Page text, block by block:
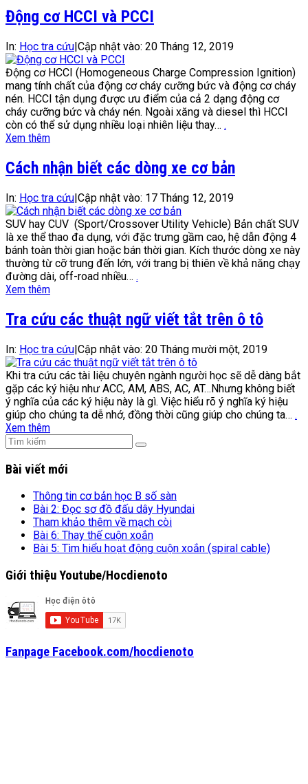
Động cơ HCCI và PCCI
In: Học tra cứu Cập nhật vào: 20 Tháng 12, 2019
Động cơ HCCI (Homogeneous Charge Compression Ignition)
mang tính chất của động cơ cháy cưỡng bức và động cơ cháy
nén. HCCI tận dụng được ưu điểm của cả 2 dạng động cơ
cháy cưỡng bức và cháy nén. Ngoài xăng và diesel thì HCCI
còn có thể sử dụng nhiều loại nhiên liệu thay… .
Xem thêm
Cách nhận biết các dòng xe cơ bản
In: Học tra cứu|Cập nhật vào: 17 Tháng 12, 2019
SUV hay CUV (Sport/Crossover Utility Vehicle) Bản chất SUV
là xe thể thao đa dụng, với đặc trưng gầm cao, hệ dẫn động 4
bánh toàn thời gian hoặc bán thời gian. Kích thước dòng xe này
thường từ cỡ trung đến lớn, với trang bị thiên về khả năng chạy
đường dài, off-road nhiều… .
Xem thêm
Tra cứu các thuật ngữ viết tắt trên ô tô
In: Học tra cứu|Cập nhật vào: 20 Tháng mười một, 2019
Khi tra cứu các tài liệu chuyên ngành người học sẽ dễ dàng bắt
gặp các ký hiệu như ACC, AM, ABS, AC, AT…Nhưng không biết
ý nghĩa của các ký hiệu này là gì. Việc hiểu rõ ý nghĩa ký hiệu
giúp cho chúng ta dễ nhớ, đồng thời cũng giúp cho chúng ta… .
Xem thêm
Bài viết mới
Thông tin cơ bản học B số sàn
Bài 2: Đọc sơ đồ đấu dây Hyundai
Tham khảo thêm về mạch còi
Bài 6: Thay thế cuộn xoắn
Bài 5: Tìm hiểu hoạt động cuộn xoắn (spiral cable)
Giới thiệu Youtube/Hocdienoto
Fanpage Facebook.com/hocdienoto